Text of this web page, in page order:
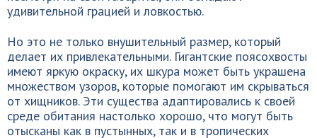
удивительной грацией и ловкостью.
Но это не только внушительный размер, который
делает их привлекательными. Гигантские поясохвосты
имеют яркую окраску, их шкура может быть украшена
множеством узоров, которые помогают им скрываться
от хищников. Эти существа адаптировались к своей
среде обитания настолько хорошо, что могут быть
отысканы как в пустынных, так и в тропических